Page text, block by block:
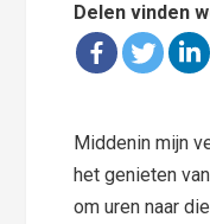
Delen vinden
Middenin mijn
het genieten
om uren naar